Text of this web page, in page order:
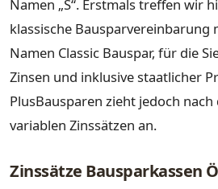
Namen „S“. Erstmals treffen wir
klassische Bausparvereinbarung
Namen Classic Bauspar, für die
Zinsen und inklusive staatlicher
PlusBausparen zieht jedoch
variablen Zinssätzen an.
Zinssätze Bausparkassen